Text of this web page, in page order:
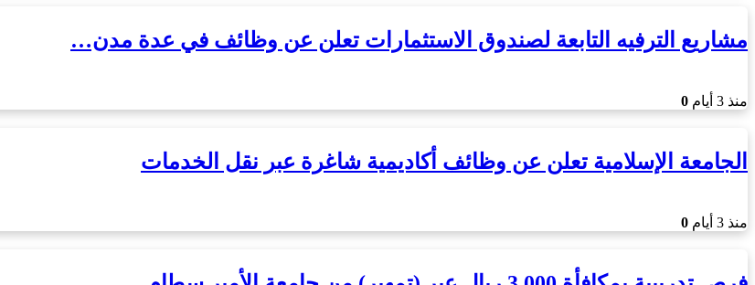
مشاريع الترفيه التابعة لصندوق الاستثمارات تعلن عن وظائف في عدة مدن…
منذ 3 أيام 0
الجامعة الإسلامية تعلن عن وظائف أكاديمية شاغرة عبر نقل الخدمات
منذ 3 أيام 0